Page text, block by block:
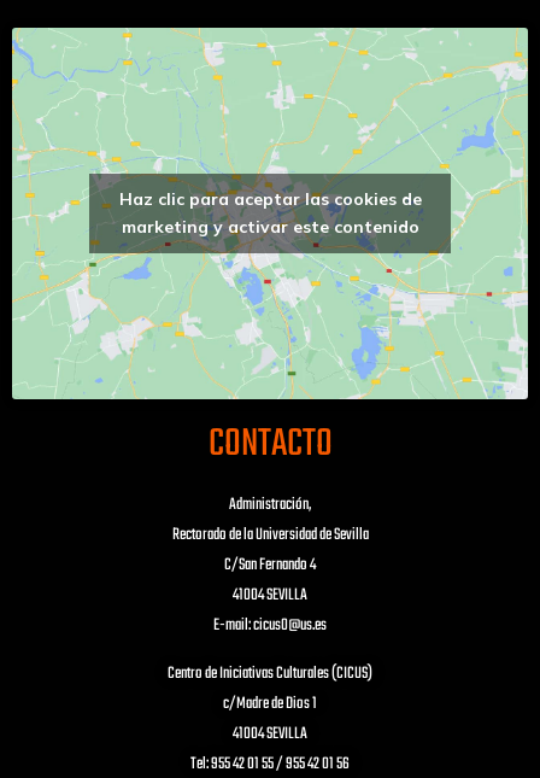
Haz clic para aceptar las cookies de
marketing y activar este contenido
CONTACTO
Administración,
Rectorado de la Universidad de Sevilla
C/San Fernando 4
41004 SEVILLA
E-mail: cicus0@us.es
Centro de Iniciativas Culturales (CICUS)
c/Madre de Dios 1
41004 SEVILLA
Tel: 955 42 01 55 / 955 42 01 56